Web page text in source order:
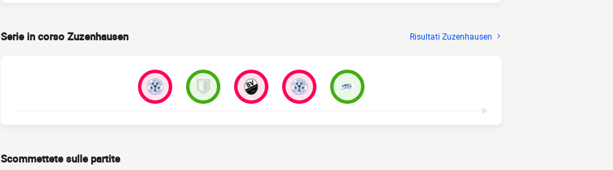
Serie in corso Zuzenhausen Risultati Zuzenhausen
Scommettete sulle partite